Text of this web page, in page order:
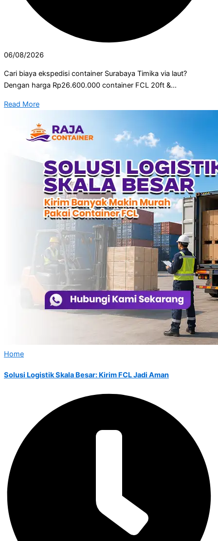
06/08/2026
Cari biaya ekspedisi container Surabaya Timika via laut?
Dengan harga Rp26.600.000 container FCL 20ft &...
Read More
Home
Solusi Logistik Skala Besar: Kirim FCL Jadi Aman